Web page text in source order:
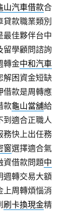
山汽車借款合
款職業類別
最佳夥伴台中
留學顧問諮詢
轉金中和汽車
解困資金短缺
借款是周轉應
款龜山當舖給
到適合正職人
務快上出任務
窗選擇適合氣
資借款問題中
週轉交易大額
上周轉煩惱消
刷卡換現金精